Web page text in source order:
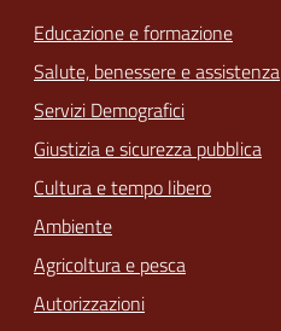
Educazione e formazione
Salute, benessere e assistenza
Servizi Demografici
Giustizia e sicurezza pubblica
Cultura e tempo libero
Ambiente
Agricoltura e pesca
Autorizzazioni